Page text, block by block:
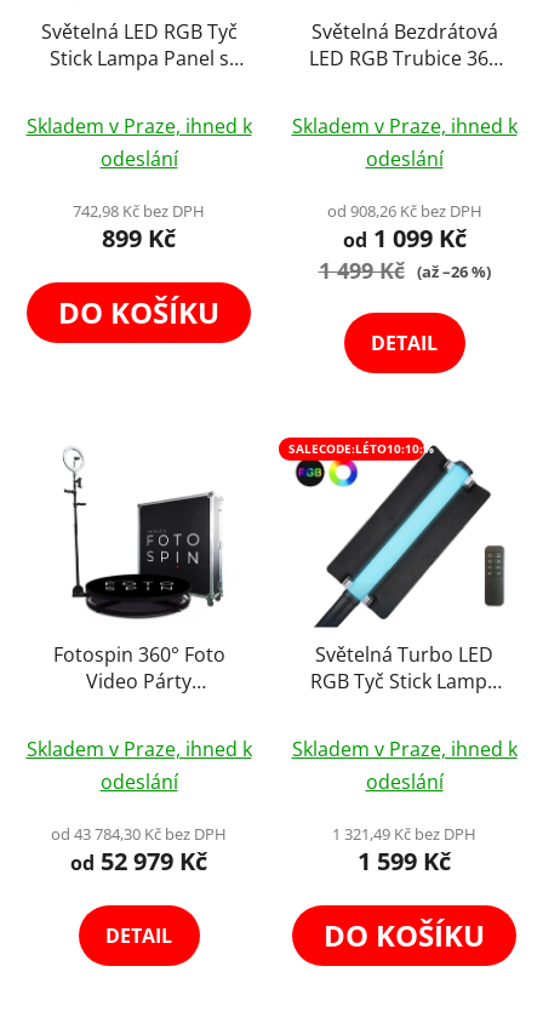
Světelná LED RGB Tyč
Stick Lampa Panel s
hodnocení
produktu
je
4,1
5
hvězdiček.
Skladem v Praze, ihned k
odeslání
742,98 Kč bez DPH
899 Kč
DO KOŠÍKU
Světelná Bezdrátová
LED RGB Trubice 360
18W až 120cm
hodnocení
produktu
je
5,0
z
hvězdiček.
Skladem v Praze, ihned k
odeslání
od 908,26 Kč bez DPH
od 1 099 Kč
1 499 Kč (až –26 %)
DETAIL
Fotospin 360° Foto
Video Párty
Platforma Stojan
Fotobudka na
Videozáznam Photo
hodnocení
produktu
je
4,2
5
hvězdiček.
Skladem v Praze, ihned k
odeslání
od 43 784,30 Kč bez DPH
od 52 979 Kč
DETAIL
SALECODE:LÉTO10:10:%
Světelná Turbo LED
RGB Tyč Stick Lampa
Skladem v Praze, ihned k
odeslání
1 321,49 Kč bez DPH
1 599 Kč
DO KOŠÍKU